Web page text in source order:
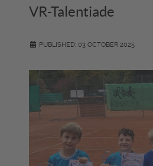
VR-Talentiade
PUBLISHED: 03 OCTOBER 2025